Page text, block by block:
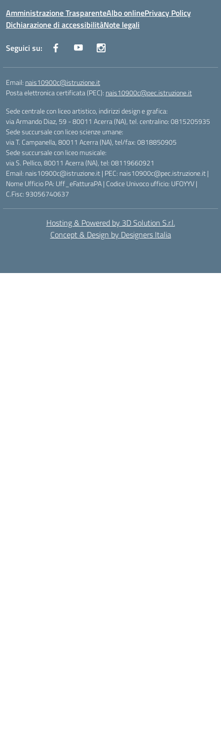
Amministrazione TrasparenteAlbo onlinePrivacy Policy
Dichiarazione di accessibilitàNote legali
Seguici su:
Email: nais10900c@istruzione.it
Posta elettronica certificata (PEC): nais10900c@pec.istruzione.it
Sede centrale con liceo artistico, indirizzi design e grafica:
via Armando Diaz, 59 - 80011 Acerra (NA), tel. centralino: 0815205935
Sede succursale con liceo scienze umane:
via T. Campanella, 80011 Acerra (NA), tel/fax: 0818850905
Sede succursale con liceo musicale:
via S. Pellico, 80011 Acerra (NA), tel: 08119660921
Email: nais10900c@istruzione.it | PEC: nais10900c@pec.istruzione.it |
Nome Ufficio PA: Uff_eFatturaPA | Codice Univoco ufficio: UFOYYV |
C.Fisc: 93056740637
Hosting & Powered by 3D Solution S.r.l.
Concept & Design by Designers Italia